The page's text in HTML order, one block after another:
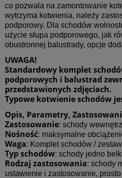
co pozwala na zamontowanie
wytrzyma kotwienia, należy
podporowy. Dla schodów
użycie słupa podporowego, jak
obustronnej balustrady, opcje
UWAGA!
Standardowy komplet
podporowych i balustrad
przedstawionych zdjęciach.
Typowe kotwienie schodów
Opis, Parametry,
Zastosowanie: schody
Nośność: maksymalne
Waga: Komplet schodów /
Typ schodów: schody jedno
Rodzaj zastosowania: schody
ustawienie i zastosowanie,